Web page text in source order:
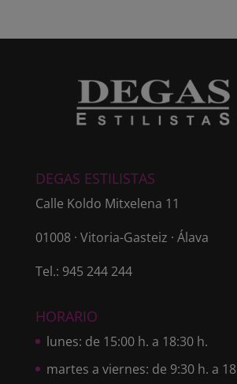
DEGAS ESTILISTAS
Calle Koldo Mitxelena 11
01008 · Vitoria-Gasteiz · Álava
Tel.: 945 244 244
HORARIO
lunes: de 15:00 h. a 18:30 h.
martes a viernes: de 9:30 h. a